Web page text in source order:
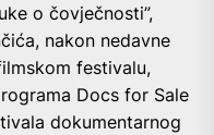
o čovječnosti”,
nakon nedavne
festivalu,
Docs for Sale
dokumentarnog